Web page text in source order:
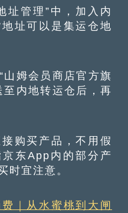
管理”中，加入内
址可以是集运仓地
姆会员商店官方旗
内地转运仓后，再
购买产品，不用假
东App内的部分产
时宜注意。
｜从水蜜桃到大闸